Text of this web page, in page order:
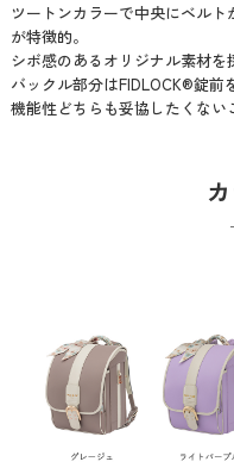
ツートンカラーで中央にベル
が特徴的。
シボ感のあるオリジナル素材を
バックル部分はFIDLOCK®錠前
機能性どちらも妥協したくない